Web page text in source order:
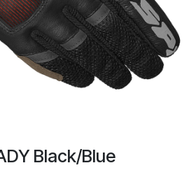
Black/Blue